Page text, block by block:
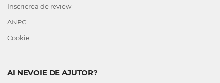
Inscrierea de review
ANPC
Cookie
AI NEVOIE DE AJUTOR?